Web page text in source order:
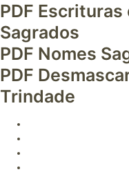
PDF Escrituras
Sagrados
PDF Nomes
PDF
Trindade